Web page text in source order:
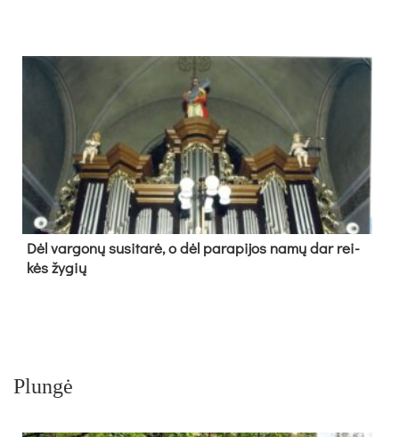
Dėl var­go­nų su­si­ta­rė, o dėl pa­ra­pi­jos na­mų dar rei­
kės žy­gių
Plungė